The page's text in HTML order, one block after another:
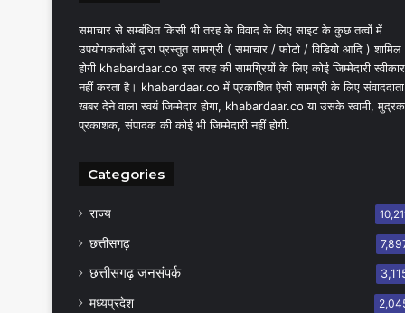
समाचार से सम्बंधित किसी भी तरह के विवाद के लिए साइट के कुछ तत्वों में
उपयोगकर्ताओं द्वारा प्रस्तुत सामग्री ( समाचार / फोटो / विडियो आदि ) शामिल
होगी khabardaar.co इस तरह की सामग्रियों के लिए कोई जिम्मेदारी स्वीकार
नहीं करता है। khabardaar.co में प्रकाशित ऐसी सामग्री के लिए
खबर देने वाला स्वयं जिम्मेदार होगा, khabardaar.co या उसके स्वामी,
प्रकाशक, संपादक की कोई भी जिम्मेदारी नहीं होगी.
Categories
राज्य
छत्तीसगढ़
छत्तीसगढ़ जनसंपर्क
मध्यप्रदेश